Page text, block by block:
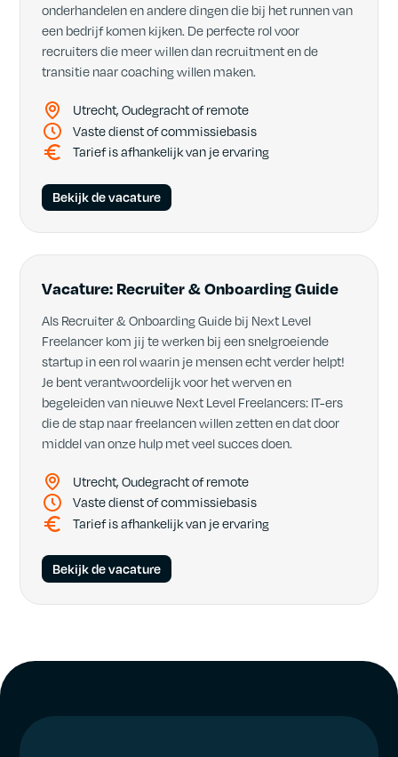
onderhandelen en andere dingen die bij het runnen van
een bedrijf komen kijken. De perfecte rol voor
recruiters die meer willen dan recruitment en de
transitie naar coaching willen maken.
Utrecht, Oudegracht of remote
Vaste dienst of commissiebasis
Tarief is afhankelijk van je ervaring
Bekijk de vacature
Vacature: Recruiter & Onboarding Guide
Als Recruiter & Onboarding Guide bij Next Level
Freelancer kom jij te werken bij een snelgroeiende
startup in een rol waarin je mensen echt verder helpt!
Je bent verantwoordelijk voor het werven en
begeleiden van nieuwe Next Level Freelancers: IT-ers
die de stap naar freelancen willen zetten en dat door
middel van onze hulp met veel succes doen.
Utrecht, Oudegracht of remote
Vaste dienst of commissiebasis
Tarief is afhankelijk van je ervaring
Bekijk de vacature